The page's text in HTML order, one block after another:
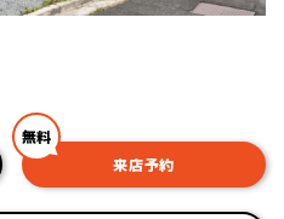
無料
来店予約